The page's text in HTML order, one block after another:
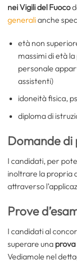
nei Vigili del Fuoco
generalianche
età non
massimi di età
personale
assistenti)
idoneità fisica,
diploma di
Domande
I candidati, per
inoltrare la propria
attraverso
Prove
I candidati al
superare una prova
Vediamole nel